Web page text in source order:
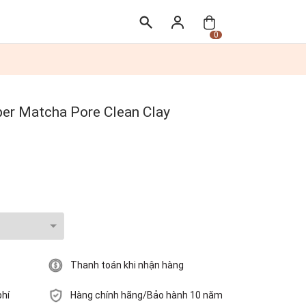
0
Matcha Pore Clean Clay
Thanh toán khi nhận hàng
Hàng chính hãng/Bảo hành 10 năm